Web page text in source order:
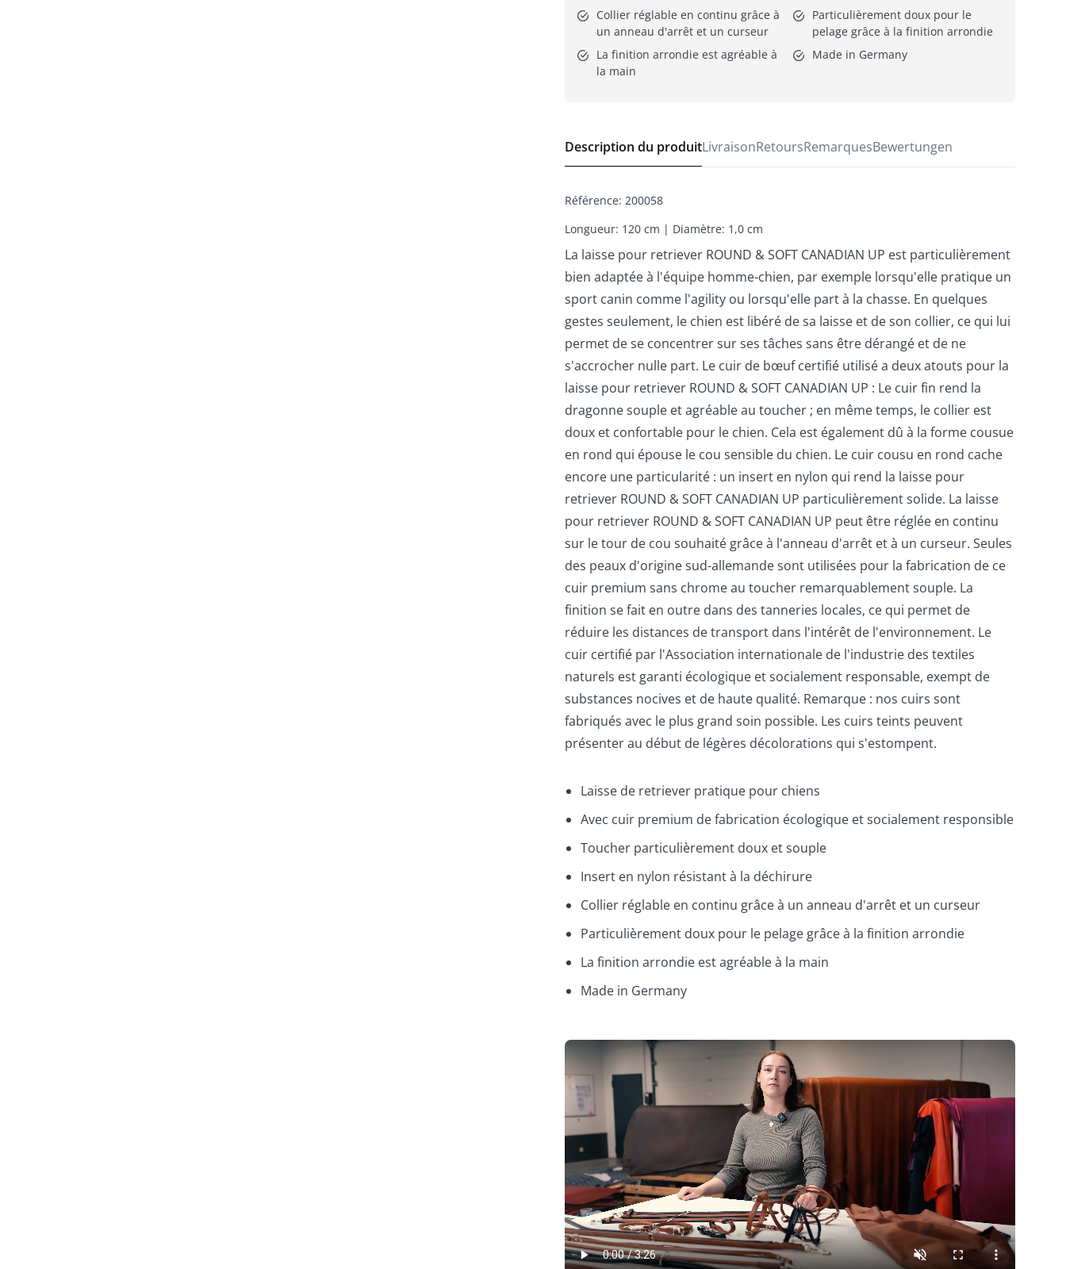
Collier réglable en continu grâce à
un anneau d'arrêt et un curseur
Particulièrement doux pour le
pelage grâce à la finition arrondie
La finition arrondie est agréable à
la main
Made in Germany
Description du produitLivraisonRetoursRemarquesBewertungen
Référence: 200058
Longueur: 120 cm | Diamètre: 1,0 cm
La laisse pour retriever ROUND & SOFT CANADIAN UP est particulièrement
bien adaptée à l'équipe homme-chien, par exemple lorsqu'elle pratique un
sport canin comme l'agility ou lorsqu'elle part à la chasse. En quelques
gestes seulement, le chien est libéré de sa laisse et de son collier, ce qui lui
permet de se concentrer sur ses tâches sans être dérangé et de ne
s'accrocher nulle part. Le cuir de bœuf certifié utilisé a deux atouts pour la
laisse pour retriever ROUND & SOFT CANADIAN UP : Le cuir fin rend la
dragonne souple et agréable au toucher ; en même temps, le collier est
doux et confortable pour le chien. Cela est également dû à la forme cousue
en rond qui épouse le cou sensible du chien. Le cuir cousu en rond cache
encore une particularité : un insert en nylon qui rend la laisse pour
retriever ROUND & SOFT CANADIAN UP particulièrement solide. La laisse
pour retriever ROUND & SOFT CANADIAN UP peut être réglée en continu
sur le tour de cou souhaité grâce à l'anneau d'arrêt et à un curseur. Seules
des peaux d'origine sud-allemande sont utilisées pour la fabrication de ce
cuir premium sans chrome au toucher remarquablement souple. La
finition se fait en outre dans des tanneries locales, ce qui permet de
réduire les distances de transport dans l'intérêt de l'environnement. Le
cuir certifié par l'Association internationale de l'industrie des textiles
naturels est garanti écologique et socialement responsable, exempt de
substances nocives et de haute qualité. Remarque : nos cuirs sont
fabriqués avec le plus grand soin possible. Les cuirs teints peuvent
présenter au début de légères décolorations qui s'estompent.
Laisse de retriever pratique pour chiens
Avec cuir premium de fabrication écologique et socialement responsible
Toucher particulièrement doux et souple
Insert en nylon résistant à la déchirure
Collier réglable en continu grâce à un anneau d'arrêt et un curseur
Particulièrement doux pour le pelage grâce à la finition arrondie
La finition arrondie est agréable à la main
Made in Germany